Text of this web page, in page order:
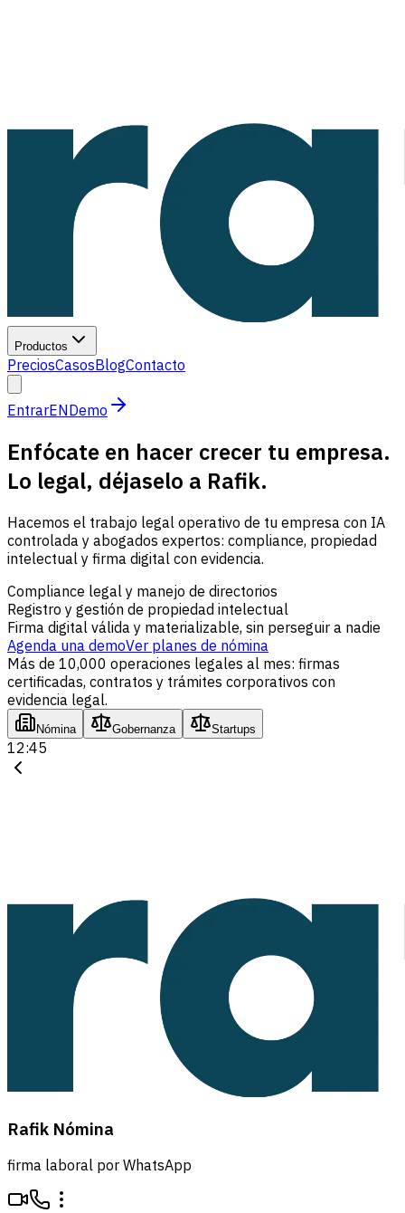
Productos
PreciosCasosBlogContacto
EntrarENDemo
Enfócate en hacer crecer tu empresa.
Lo legal, déjaselo a Rafik.
Hacemos el trabajo legal operativo de tu empresa con IA
controlada y abogados expertos: compliance, propiedad
intelectual y firma digital con evidencia.
Compliance legal y manejo de directorios
Registro y gestión de propiedad intelectual
Firma digital válida y materializable, sin perseguir a nadie
Agenda una demoVer planes de nómina
Más de 10,000 operaciones legales al mes: firmas
certificadas, contratos y trámites corporativos con
evidencia legal.
Nómina Gobernanza Startups
12:45
Rafik Nómina
firma laboral por WhatsApp